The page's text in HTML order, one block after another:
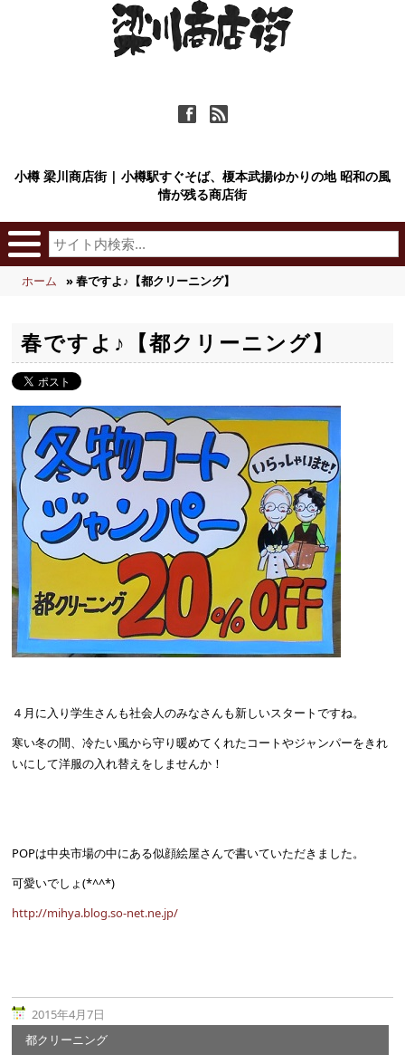
ä ñ
小樽 梁川商店街 | 小樽駅すぐそば、榎本武揚ゆかりの地 昭和の風
情が残る商店街
ホーム » 春ですよ♪【都クリーニング】
春ですよ♪【都クリーニング】
４月に入り学生さんも社会人のみなさんも新しいスタートですね。
寒い冬の間、冷たい風から守り暖めてくれたコートやジャンパーをきれ
いにして洋服の入れ替えをしませんか！
POPは中央市場の中にある似顔絵屋さんで書いていただきました。
可愛いでしょ(*^^*)
http://mihya.blog.so-net.ne.jp/
2015年4月7日
都クリーニング